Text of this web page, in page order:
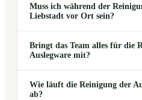
Muss ich während der
Liebstadt vor Ort sein?
Bringt das Team alles für die
Auslegware mit?
Wie läuft die Reinigung der
ab?